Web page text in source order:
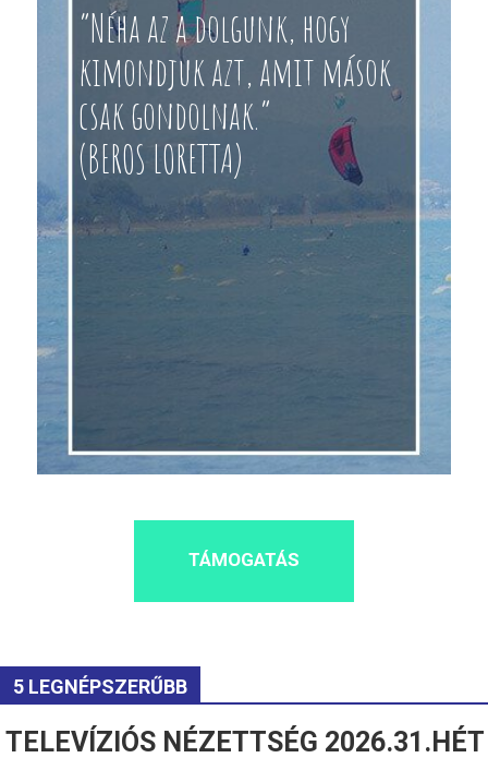
“Néha az a dolgunk, hogy
kimondjuk azt, amit mások
csak gondolnak.”
(BEROS LORETTA)
TÁMOGATÁS
5 LEGNÉPSZERŰBB
TELEVÍZIÓS NÉZETTSÉG 2026.31.HÉT